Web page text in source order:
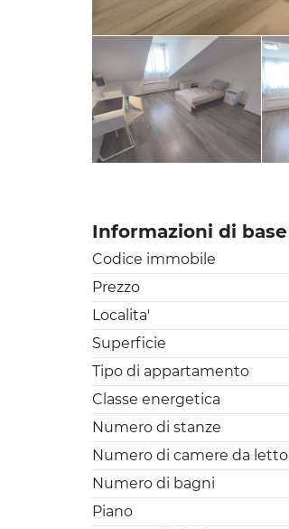
Informazioni di base
Codice immobile
Prezzo
Localita'
Superficie
Tipo di appartamento
Classe energetica
Numero di stanze
Numero di camere da letto
Numero di bagni
Piano